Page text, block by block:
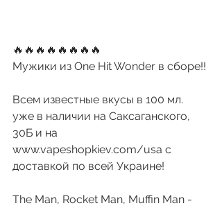
🔥🔥🔥🔥🔥🔥🔥🔥
Мужики из One Hit Wonder в сборе!!
Всем известные вкусы в 100 мл.
уже в наличии на Саксаганского,
30Б и на
www.vapeshopkiev.com/usa с
доставкой по всей Украине!
The Man, Rocket Man, Muffin Man -